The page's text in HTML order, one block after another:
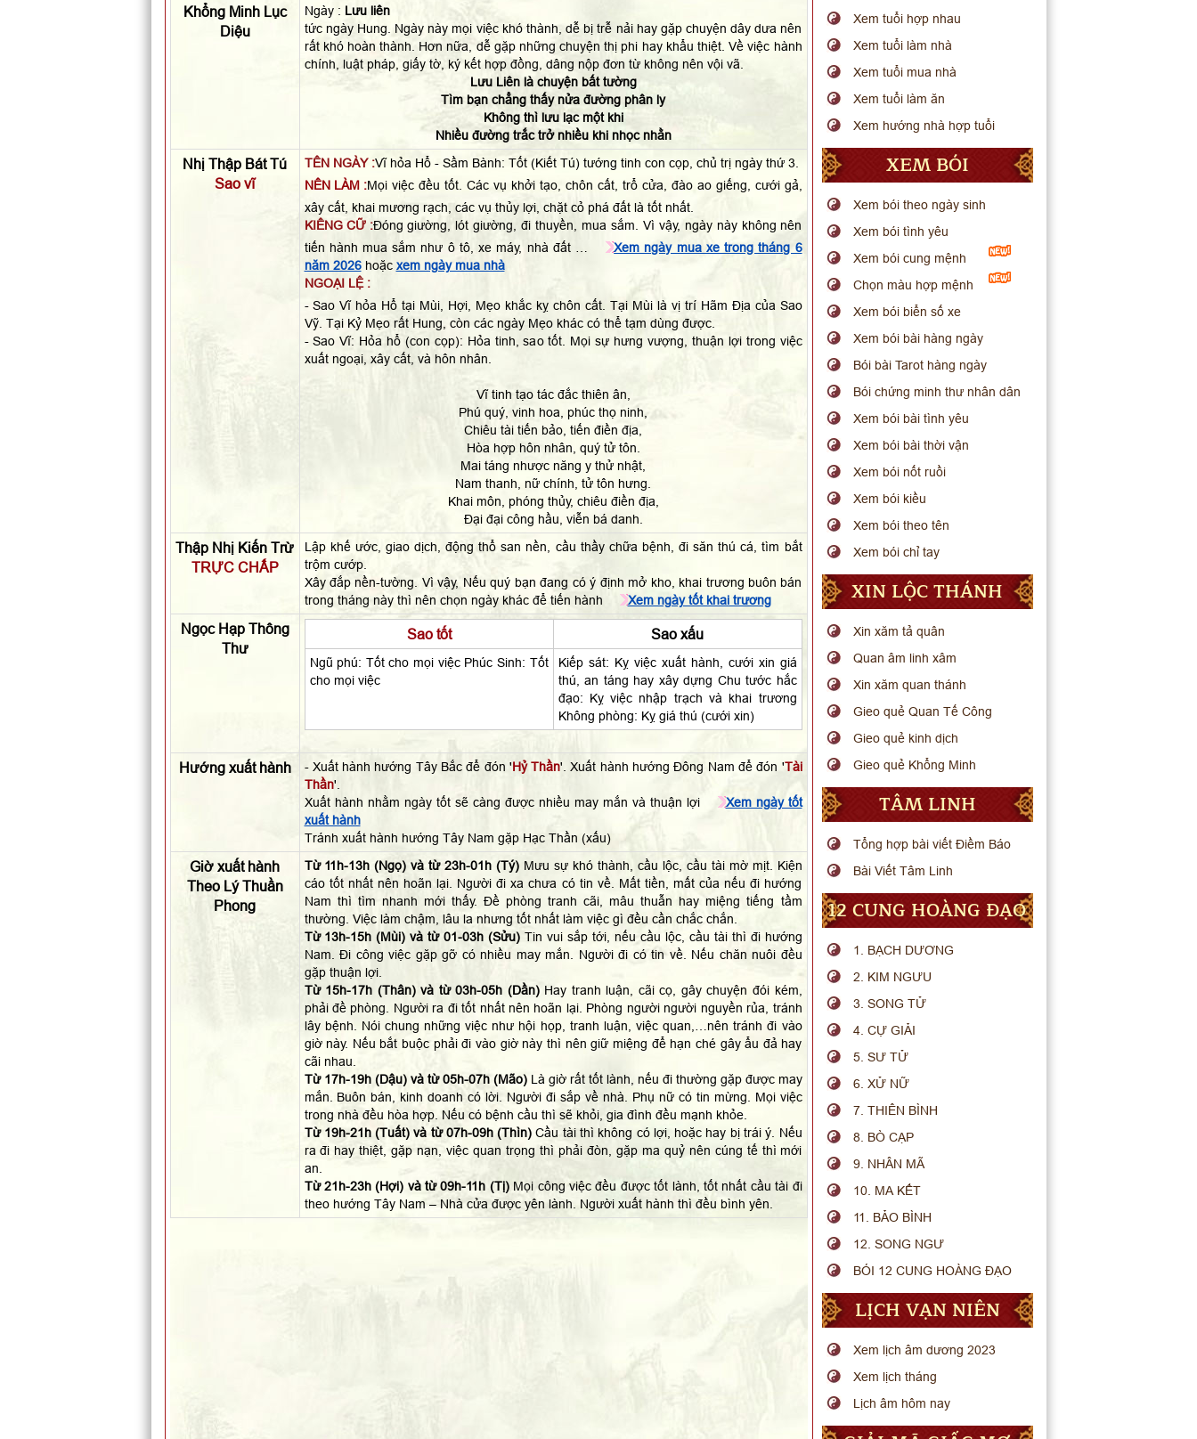
Khổng Minh Lục
Diệu
Ngày : Lưu liên
tức ngày Hung. Ngày này mọi việc khó thành, dễ bị trễ nải hay gặp chuyện dây dưa nên
rất khó hoàn thành. Hơn nữa, dễ gặp những chuyện thị phi hay khẩu thiệt. Về việc hành
chính, luật pháp, giấy tờ, ký kết hợp đồng, dâng nộp đơn từ không nên vội vã.
Lưu Liên là chuyện bất tường
Tìm bạn chẳng thấy nửa đường phân ly
Không thì lưu lạc một khi
Nhiều đường trắc trở nhiều khi nhọc nhằn
Nhị Thập Bát Tú
Sao vĩ
TÊN NGÀY :Vĩ hỏa Hổ - Sầm Bành: Tốt (Kiết Tú) tướng tinh con cọp, chủ trị ngày thứ 3.
NÊN LÀM :Mọi việc đều tốt. Các vụ khởi tạo, chôn cất, trổ cửa, đào ao giếng, cưới gả,
xây cất, khai mương rạch, các vụ thủy lợi, chặt cỏ phá đất là tốt nhất.
KIÊNG CỮ :Đóng giường, lót giường, đi thuyền, mua sắm. Vì vậy, ngày này không nên
tiến hành mua sắm như ô tô, xe máy, nhà đất …
Xem ngày mua xe trong tháng 6
năm 2026hoặc xem ngày mua nhà
NGOẠI LỆ :
- Sao Vĩ hỏa Hổ tại Mùi, Hợi, Mẹo khắc kỵ chôn cất. Tại Mùi là vị trí Hãm Địa của Sao
Vỹ. Tại Kỷ Mẹo rất Hung, còn các ngày Mẹo khác có thể tạm dùng được.
- Sao Vĩ: Hỏa hổ (con cọp): Hỏa tinh, sao tốt. Mọi sự hưng vượng, thuận lợi trong việc
xuất ngoại, xây cất, và hôn nhân.
Vĩ tinh tạo tác đắc thiên ân,
Phú quý, vinh hoa, phúc thọ ninh,
Chiêu tài tiến bảo, tiến điền địa,
Hòa hợp hôn nhân, quý tử tôn.
Mai táng nhược năng y thử nhật,
Nam thanh, nữ chính, tử tôn hưng.
Khai môn, phóng thủy, chiêu điền địa,
Đại đại công hầu, viễn bá danh.
Thập Nhị Kiến Trừ
TRỰC CHẤP
Lập khế ước, giao dịch, động thổ san nền, cầu thầy chữa bệnh, đi săn thú cá, tìm bắt
trộm cướp.
Xây đắp nền-tường. Vì vậy, Nếu quý bạn đang có ý định mở kho, khai trương buôn bán
trong tháng này thì nên chọn ngày khác để tiến hành
Xem ngày tốt khai trương
Ngọc Hạp Thông
Thư
Sao tốt Sao xấu
Ngũ phú: Tốt cho mọi việc Phúc Sinh: Tốt
cho mọi việc
Kiếp sát: Kỵ việc xuất hành, cưới xin giá
thú, an táng hay xây dựng Chu tước hắc
đạo: Kỵ việc nhập trạch và khai trương
Không phòng: Kỵ giá thú (cưới xin)
Hướng xuất hành - Xuất hành hướng Tây Bắc để đón 'Hỷ Thần'. Xuất hành hướng Đông Nam để đón 'Tài
Thần'.
Xuất hành nhằm ngày tốt sẽ càng được nhiều may mắn và thuận lợi
Xem ngày tốt
xuất hành
Tránh xuất hành hướng Tây Nam gặp Hạc Thần (xấu)
Giờ xuất hành
Theo Lý Thuần
Phong
Từ 11h-13h (Ngọ) và từ 23h-01h (Tý) Mưu sự khó thành, cầu lộc, cầu tài mờ mịt. Kiện
cáo tốt nhất nên hoãn lại. Người đi xa chưa có tin về. Mất tiền, mất của nếu đi hướng
Nam thì tìm nhanh mới thấy. Đề phòng tranh cãi, mâu thuẫn hay miệng tiếng tầm
thường. Việc làm chậm, lâu la nhưng tốt nhất làm việc gì đều cần chắc chắn.
Từ 13h-15h (Mùi) và từ 01-03h (Sửu) Tin vui sắp tới, nếu cầu lộc, cầu tài thì đi hướng
Nam. Đi công việc gặp gỡ có nhiều may mắn. Người đi có tin về. Nếu chăn nuôi đều
gặp thuận lợi.
Từ 15h-17h (Thân) và từ 03h-05h (Dần) Hay tranh luận, cãi cọ, gây chuyện đói kém,
phải đề phòng. Người ra đi tốt nhất nên hoãn lại. Phòng người người nguyền rủa, tránh
lây bệnh. Nói chung những việc như hội họp, tranh luận, việc quan,…nên tránh đi vào
giờ này. Nếu bắt buộc phải đi vào giờ này thì nên giữ miệng để hạn ché gây ẩu đả hay
cãi nhau.
Từ 17h-19h (Dậu) và từ 05h-07h (Mão) Là giờ rất tốt lành, nếu đi thường gặp được may
mắn. Buôn bán, kinh doanh có lời. Người đi sắp về nhà. Phụ nữ có tin mừng. Mọi việc
trong nhà đều hòa hợp. Nếu có bệnh cầu thì sẽ khỏi, gia đình đều mạnh khỏe.
Từ 19h-21h (Tuất) và từ 07h-09h (Thìn) Cầu tài thì không có lợi, hoặc hay bị trái ý. Nếu
ra đi hay thiệt, gặp nạn, việc quan trọng thì phải đòn, gặp ma quỷ nên cúng tế thì mới
an.
Từ 21h-23h (Hợi) và từ 09h-11h (Tị) Mọi công việc đều được tốt lành, tốt nhất cầu tài đi
theo hướng Tây Nam – Nhà cửa được yên lành. Người xuất hành thì đều bình yên.
Xem tuổi hợp nhau
Xem tuổi làm nhà
Xem tuổi mua nhà
Xem tuổi làm ăn
Xem hướng nhà hợp tuổi
XEM BÓI
Xem bói theo ngày sinh
Xem bói tình yêu
Xem bói cung mệnh
Chọn màu hợp mệnh
Xem bói biển số xe
Xem bói bài hàng ngày
Bói bài Tarot hàng ngày
Bói chứng minh thư nhân dân
Xem bói bài tình yêu
Xem bói bài thời vận
Xem bói nốt ruồi
Xem bói kiều
Xem bói theo tên
Xem bói chỉ tay
XIN LỘC THÁNH
Xin xăm tả quân
Quan âm linh xâm
Xin xăm quan thánh
Gieo quẻ Quan Tế Công
Gieo quẻ kinh dịch
Gieo quẻ Khổng Minh
TÂM LINH
Tổng hợp bài viết Điềm Báo
Bài Viết Tâm Linh
12 CUNG HOÀNG ĐẠO
1. BẠCH DƯƠNG
2. KIM NGƯU
3. SONG TỬ
4. CỰ GIẢI
5. SƯ TỬ
6. XỬ NỮ
7. THIÊN BÌNH
8. BÒ CẠP
9. NHÂN MÃ
10. MA KẾT
11. BẢO BÌNH
12. SONG NGƯ
BÓI 12 CUNG HOÀNG ĐẠO
LỊCH VẠN NIÊN
Xem lịch âm dương 2023
Xem lịch tháng
Lịch âm hôm nay